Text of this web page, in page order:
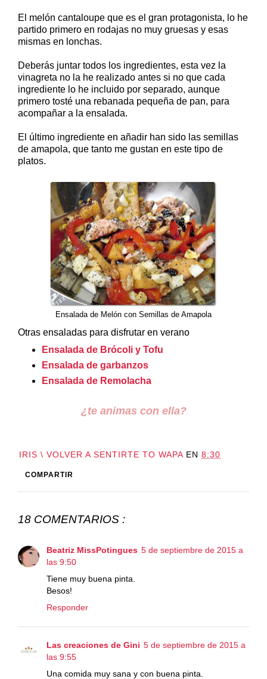
El melón cantaloupe que es el gran protagonista, lo he
partido primero en rodajas no muy gruesas y esas
mismas en lonchas.
Deberás juntar todos los ingredientes, esta vez la
vinagreta no la he realizado antes si no que cada
ingrediente lo he incluido por separado, aunque
primero tosté una rebanada pequeña de pan, para
acompañar a la ensalada.
El último ingrediente en añadir han sido las semillas
de amapola, que tanto me gustan en este tipo de
platos.
Ensalada de Melón con Semillas de Amapola
Otras ensaladas para disfrutar en verano
Ensalada de Brócoli y Tofu
Ensalada de garbanzos
Ensalada de Remolacha
¿te animas con ella?
IRIS \ VOLVER A SENTIRTE TO WAPA EN 8:30
COMPARTIR
18 COMENTARIOS :
Beatriz MissPotingues 5 de septiembre de 2015 a
las 9:50
Tiene muy buena pinta.
Besos!
Responder
Las creaciones de Gini 5 de septiembre de 2015 a
las 9:55
Una comida muy sana y con buena pinta.